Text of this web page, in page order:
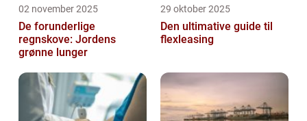
02 november 2025
De forunderlige
regnskove: Jordens
grønne lunger
29 oktober 2025
Den ultimative guide til
flexleasing